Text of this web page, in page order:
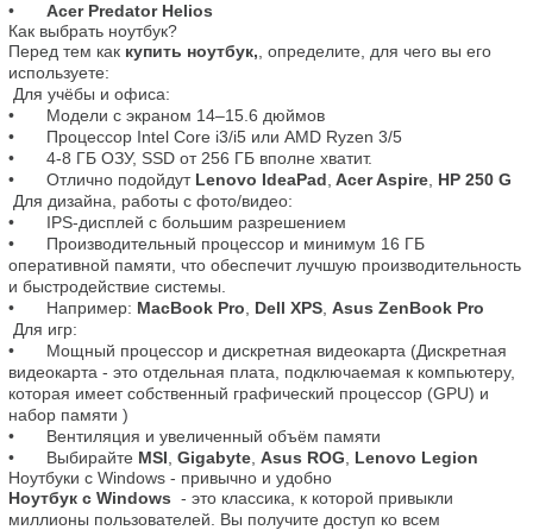
• Acer Predator Helios
Как выбрать ноутбук?
Перед тем как купить ноутбук, , определите, для чего вы его
используете:
•	Модели с экраном 14–15.6 дюймов
•	Процессор Intel Core i3/i5 или AMD Ryzen 3/5
•	4-8 ГБ ОЗУ, SSD от 256 ГБ вполне хватит.
•	Отлично подойдут Lenovo IdeaPad Acer Aspire HP 250 G
•	IPS-дисплей с большим разрешением
•	Производительный процессор и минимум 16 ГБ
оперативной памяти, что обеспечит лучшую производительность
и быстродействие системы.
•	Например: MacBook Pro Dell XPS , Asus ZenBook Pro
•	Мощный процессор и дискретная видеокарта (Дискретная
видеокарта - это отдельная плата, подключаемая к компьютеру,
которая имеет собственный графический процессор (GPU) и
набор памяти )
•	Вентиляция и увеличенный объём памяти
•	Выбирайте MSI , Gigabyte , Asus ROG
Lenovo Legion
Ноутбуки с Windows - привычно и удобно
Ноутбук с Windows - это классика, к которой привыкли
миллионы пользователей. Вы получите доступ ко всем